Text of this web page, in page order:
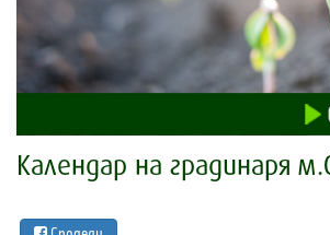
Календар на градинаря